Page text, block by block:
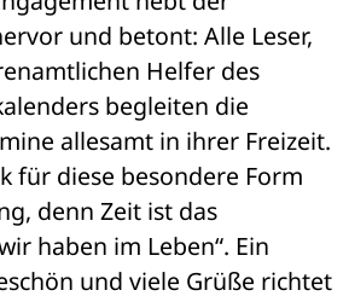
und betont: Alle Leser,
Helfer des
begleiten die
allesamt in ihrer Freizeit.
für diese besondere Form
denn Zeit ist das
haben im Leben“. Ein
und viele Grüße richtet